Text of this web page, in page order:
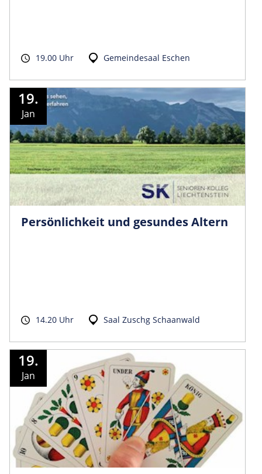
19.00 Uhr Gemeindesaal Eschen
19.
Jan
Per­sön­lich­keit und gesundes Altern
14.20 Uhr Saal Zuschg Schaanwald
19.
Jan